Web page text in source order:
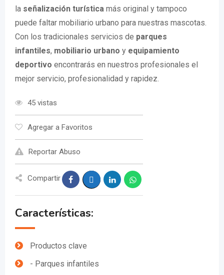
la señalización turística más original y tampoco
puede faltar mobiliario urbano para nuestras mascotas.
Con los tradicionales servicios de parques
infantiles, mobiliario urbano y equipamiento
deportivo encontrarás en nuestros profesionales el
mejor servicio, profesionalidad y rapidez.
45 vistas
Agregar a Favoritos
Reportar Abuso
Compartir
Características:
Productos clave
- Parques infantiles